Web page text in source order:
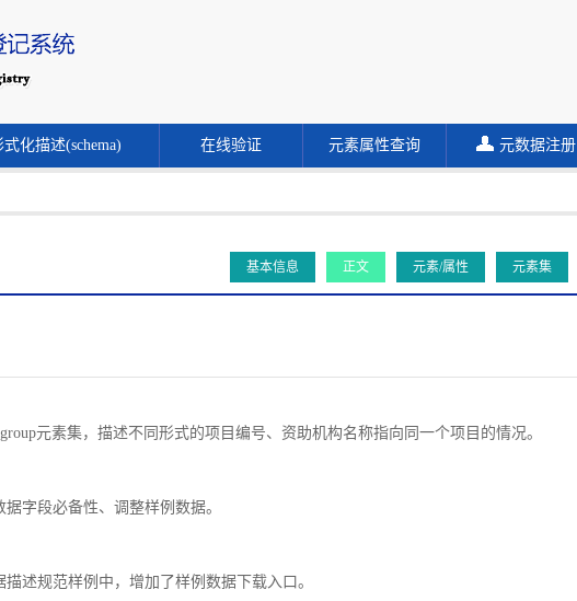
式化描述(schema) 在线验证 元素属性查询 元数据注册
基本信息 正文 元素/属性 元素集
元素集，描述不同形式的项目编号、资助机构名称指向同一个项目的情况。
字段必备性、调整样例数据。
述规范样例中，增加了样例数据下载入口。